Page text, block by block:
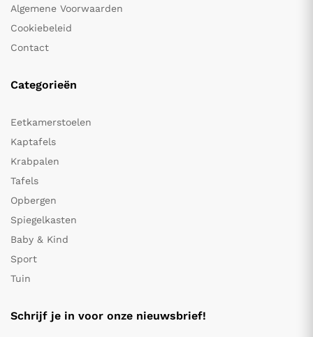
Algemene Voorwaarden
Cookiebeleid
Contact
Categorieën
Eetkamerstoelen
Kaptafels
Krabpalen
Tafels
Opbergen
Spiegelkasten
Baby & Kind
Sport
Tuin
Schrijf je in voor onze nieuwsbrief!